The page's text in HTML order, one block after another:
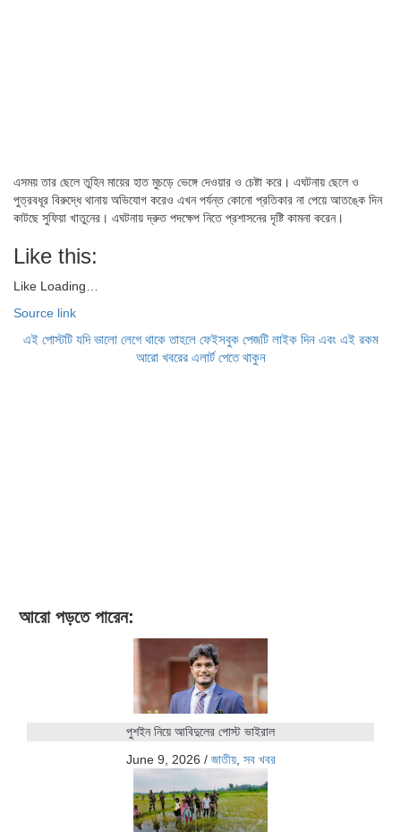
এসময় তার ছেলে তুহিন মায়ের হাত মুচড়ে ভেঙ্গে দেওয়ার ও চেষ্টা করে। এঘটনায় ছেলে ও
পুত্রবধূর বিরুদ্ধে থানায় অভিযোগ করেও এখন পর্যন্ত কোনো প্রতিকার না পেয়ে আতঙ্কে দিন
কাটছে সুফিয়া খাতুনের। এঘটনায় দ্রুত পদক্ষেপ নিতে প্রশাসনের দৃষ্টি কামনা করেন।
Like this:
Like Loading…
Source link
এই পোস্টটি যদি ভালো লেগে থাকে তাহলে ফেইসবুক পেজটি লাইক দিন এবং এই রকম
আরো খবরের এলার্ট পেতে থাকুন
আরো পড়তে পারেন:
পুশইন নিয়ে আবিদুলের পোস্ট ভাইরাল
June 9, 2026 / জাতীয়, সব খবর